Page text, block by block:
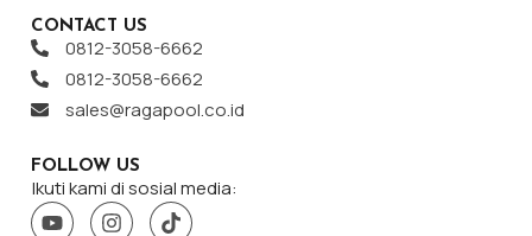
CONTACT US
0812-3058-6662
0812-3058-6662
sales@ragapool.co.id
FOLLOW US
Ikuti kami di sosial media: